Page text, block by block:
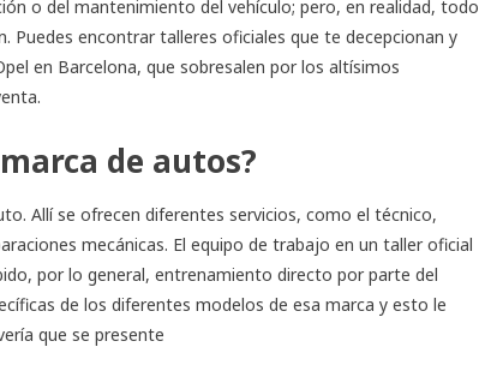
o del mantenimiento del vehículo; pero, en realidad, todo
Puedes encontrar talleres oficiales que te decepcionan y
en Barcelona, que sobresalen por los altísimos
de autos?
Allí se ofrecen diferentes servicios, como el técnico,
mecánicas. El equipo de trabajo en un taller oficial
por lo general, entrenamiento directo por parte del
de los diferentes modelos de esa marca y esto le
que se presente